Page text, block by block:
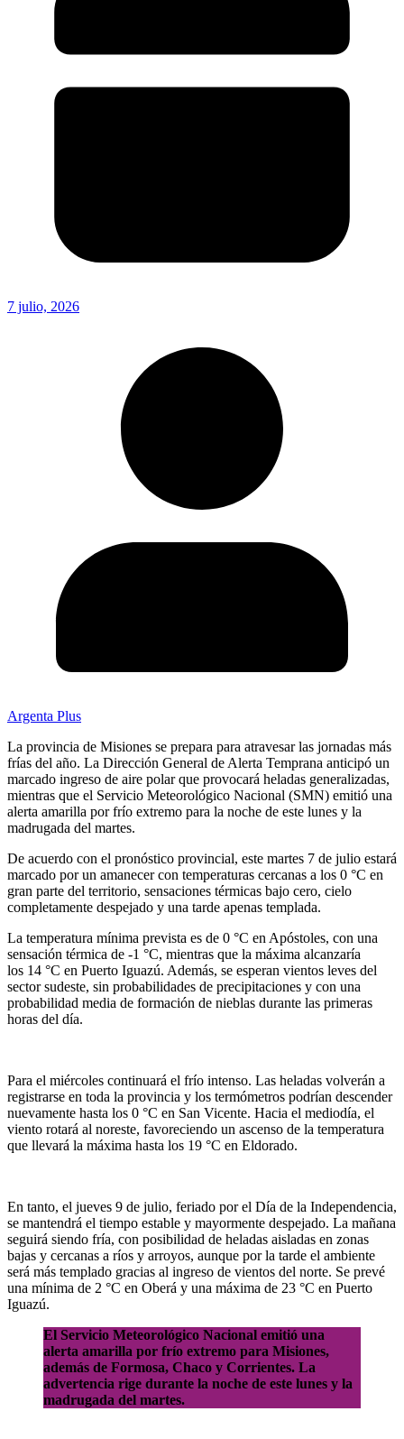
7 julio, 2026
Argenta Plus
La provincia de Misiones se prepara para atravesar las jornadas más
frías del año. La Dirección General de Alerta Temprana anticipó un
marcado ingreso de aire polar que provocará heladas generalizadas,
mientras que el Servicio Meteorológico Nacional (SMN) emitió una
alerta amarilla por frío extremo para la noche de este lunes y la
madrugada del martes.
De acuerdo con el pronóstico provincial, este martes 7 de julio estará
marcado por un amanecer con temperaturas cercanas a los 0 °C en
gran parte del territorio, sensaciones térmicas bajo cero, cielo
completamente despejado y una tarde apenas templada.
La temperatura mínima prevista es de 0 °C en Apóstoles, con una
sensación térmica de -1 °C, mientras que la máxima alcanzaría
los 14 °C en Puerto Iguazú. Además, se esperan vientos leves del
sector sudeste, sin probabilidades de precipitaciones y con una
probabilidad media de formación de nieblas durante las primeras
horas del día.
Para el miércoles continuará el frío intenso. Las heladas volverán a
registrarse en toda la provincia y los termómetros podrían descender
nuevamente hasta los 0 °C en San Vicente. Hacia el mediodía, el
viento rotará al noreste, favoreciendo un ascenso de la temperatura
que llevará la máxima hasta los 19 °C en Eldorado.
En tanto, el jueves 9 de julio, feriado por el Día de la Independencia,
se mantendrá el tiempo estable y mayormente despejado. La mañana
seguirá siendo fría, con posibilidad de heladas aisladas en zonas
bajas y cercanas a ríos y arroyos, aunque por la tarde el ambiente
será más templado gracias al ingreso de vientos del norte. Se prevé
una mínima de 2 °C en Oberá y una máxima de 23 °C en Puerto
Iguazú.
El Servicio Meteorológico Nacional emitió una
alerta amarilla por frío extremo para Misiones,
además de Formosa, Chaco y Corrientes. La
advertencia rige durante la noche de este lunes y la
madrugada del martes.